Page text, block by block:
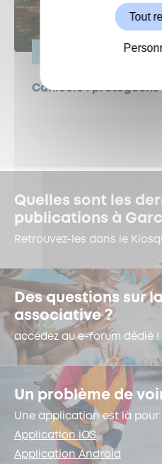
Canicule : protégeons
Quelles sont les
publications à
Retrouvez-les dans le
Des questions sur
associative ?
accédez au e-forum dédié !
Un problème de
Une application est là pour
Application iOS
Application Android
Tout